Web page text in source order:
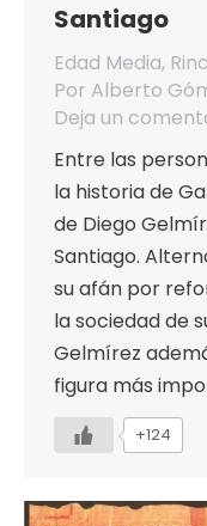
Santiago
Edad Media,
Por Alberto
Deja un
Entre las
la historia de
de Diego
Santiago.
su afán por
la sociedad de
Gelmírez
figura más
+124